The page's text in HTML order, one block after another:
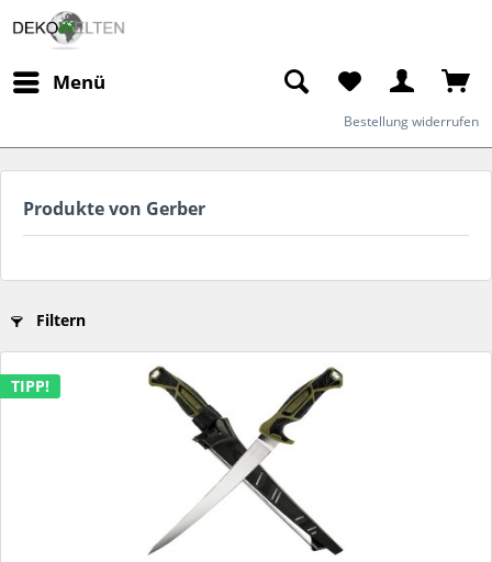
Menü
Bestellung widerrufen
Produkte von Gerber
Filtern
TIPP!